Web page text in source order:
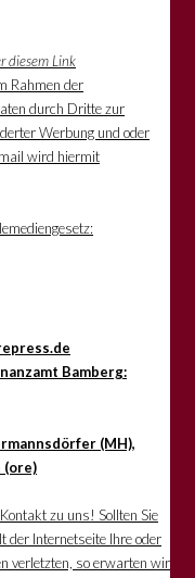
diesem Link
Rahmen der
durch Dritte zur
Werbung und oder
wird hiermit
Bamberg:
(MH),
(ore)
zu uns! Sollten Sie
der Internetseite Ihre oder
verletzten, so erwarten wir